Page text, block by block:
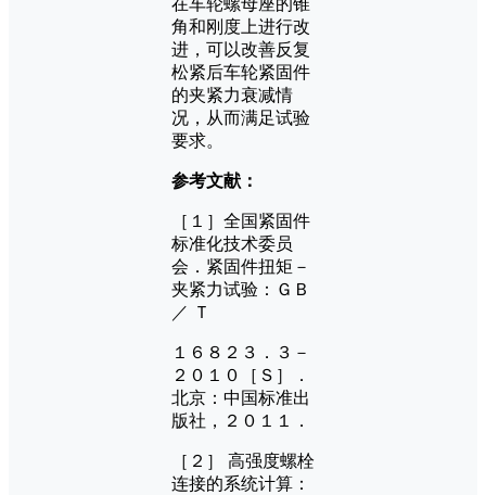
角和刚度上进行改
进，可以改善反复
松紧后车轮紧固件
的夹紧力衰减情
况，从而满足试验
要求。
参考文献：
［１］全国紧固件
标准化技术委员
会．紧固件扭矩－
夹紧力试验：ＧＢ
／ Ｔ
１６８２３．３－
２０１０［Ｓ］．
北京：中国标准出
版社，２０１１．
［２］ 高强度螺栓
连接的系统计算：